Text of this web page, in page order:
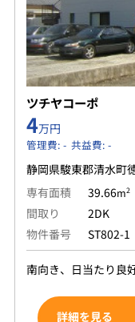
ツチヤコーポ
4万円
管理費: - 共益費: -
静岡県駿東郡清水町
専有面積
39.66m2
間取り
2DK
物件番号
ST802-1
南向き、日当たり良
詳細を見る